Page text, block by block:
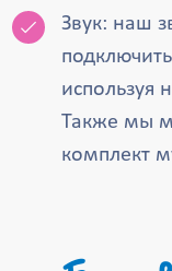
Звук: наш
используя
Также мы
комплект